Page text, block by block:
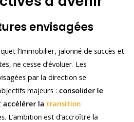
envisagées
l’Immobilier, jalonné de succès et
ne cesse d’évoluer. Les
par la direction se
majeurs : consolider le
accélérer la transition
L’ambition est d’accroître la